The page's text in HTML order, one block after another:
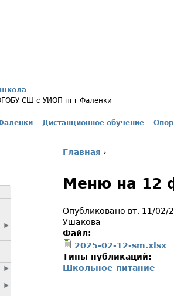
СШ с УИОП пгт Фаленки
Главная ›
Меню на 12
Опубликовано вт, 11/02/
Ушакова
Файл:
2025-02-12-sm.xlsx
Типы публикаций:
Школьное питание
Дистанционное обучение